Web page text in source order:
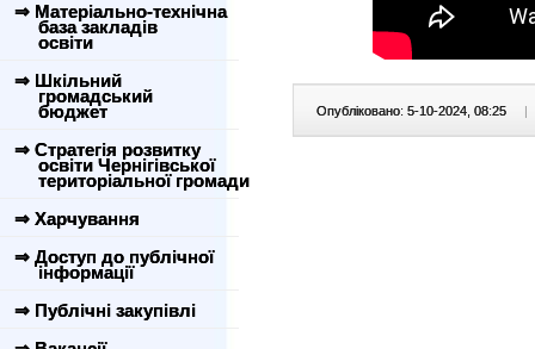
⇒ Матеріально-технічна
база закладів
освіти
⇒ Шкільний
громадський
бюджет
⇒ Стратегія розвитку
освіти Чернігівської
територіальної громади
⇒ Харчування
⇒ Доступ до публічної
інформації
⇒ Публічні закупівлі
Опубліковано: 5-10-2024, 08:25 |